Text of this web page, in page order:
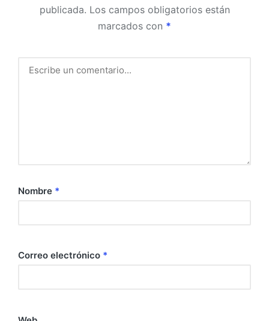
publicada. Los campos obligatorios están
marcados con *
Nombre *
Correo electrónico *